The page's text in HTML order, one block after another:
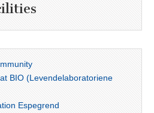
BIO (Levendelaboratoriene
Espegrend